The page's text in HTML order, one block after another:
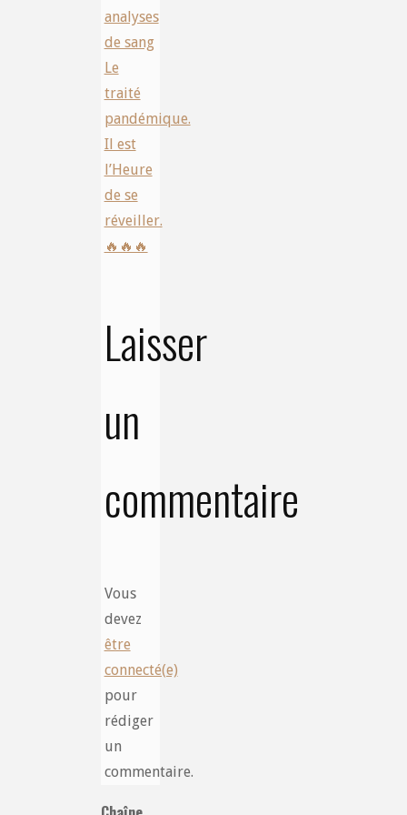
analyses
de sang
Le
traité
pandémique.
Il est
l’Heure
de se
réveiller.
🔥🔥🔥
Laisser
un
commentaire
Vous
devez
être
connecté(e)
pour
rédiger
un
commentaire.